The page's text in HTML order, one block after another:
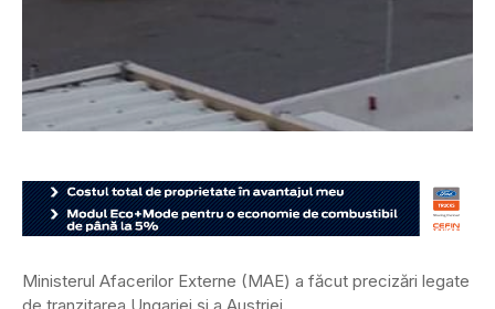
Ministerul Afacerilor Externe (MAE) a făcut precizări legate